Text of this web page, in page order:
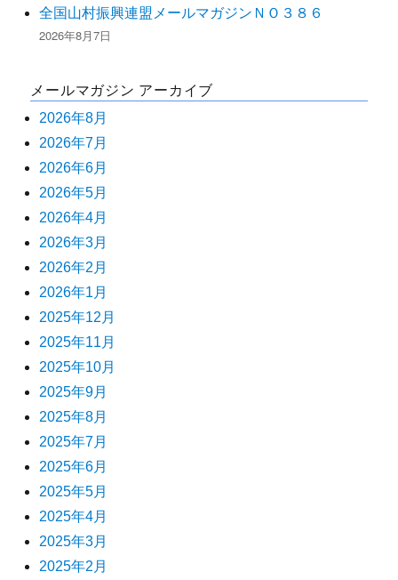
全国山村振興連盟メールマガジンＮＯ３８６
2026年8月7日
メールマガジン アーカイブ
2026年8月
2026年7月
2026年6月
2026年5月
2026年4月
2026年3月
2026年2月
2026年1月
2025年12月
2025年11月
2025年10月
2025年9月
2025年8月
2025年7月
2025年6月
2025年5月
2025年4月
2025年3月
2025年2月